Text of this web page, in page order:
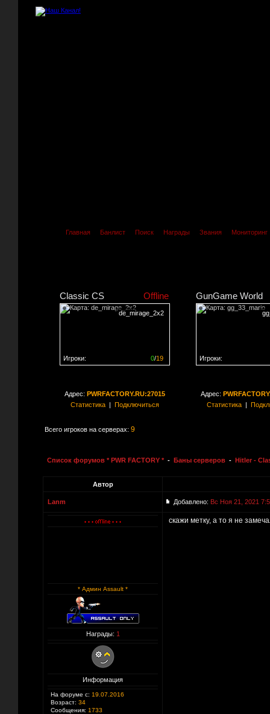
Главная Банлист Поиск Награды Звания Мониторинг
Classic CS Offline
de_mirage_2x2
0/19
Игроки:
GunGame World
Игроки:
Адрес: PWRFACTORY.RU:27015
Статистика| Подключиться
Адрес:
Статистика|
Всего игроков на серверах: 9
Список форумов * PWR FACTORY * - Баны серверов - Hitler -
Автор
Lanm Добавлено: Вс Ноя 21, 2021
* Админ Assault *
Награды: 1
Информация
На форуме с: 19.07.2016
Возраст: 34
Сообщения: 1733
скажи метку, а то я не